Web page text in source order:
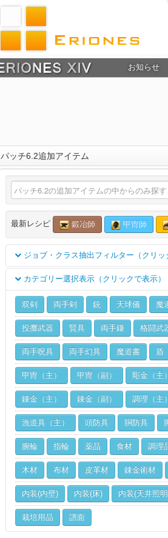
お知らせ
パッチ6.2追加アイテム
最新レシピ 鍛冶師 甲冑師
ジョブ・クラス抽出フィルター（クリッ
クラス
ジョブ
カテゴリー選択表示（クリックで表示）
双剣 両手剣 銃 天球儀 魔
投擲武器 賢具 両手鎌 格闘武
両手呪具 両手幻具 魔道書 盾
甲冑（主） 甲冑（副） 彫金（主）
錬金（主） 錬金（副） 調理（主）
漁道具（主） 頭防具 胴防具
腕輪 指輪 薬品 食材 調理
木材 布材 皮革材 錬金術材
内装(内壁) 内装(床) 内装(天井照
栽培用品 譜面